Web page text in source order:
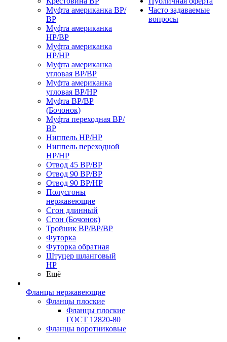
Муфта американка ВР/
ВР
Муфта американка
НР/ВР
Муфта американка
НР/НР
Муфта американка
угловая ВР/ВР
Муфта американка
угловая ВР/НР
Муфта ВР/ВР
(Бочонок)
Муфта переходная ВР/
ВР
Ниппель НР/НР
Ниппель переходной
НР/НР
Отвод 45 ВР/ВР
Отвод 90 ВР/ВР
Отвод 90 ВР/НР
Полусгоны
нержавеющие
Сгон длинный
Сгон (Бочонок)
Тройник ВР/ВР/ВР
Футорка
Футорка обратная
Штуцер шланговый
НР
Ещё
Фланцы нержавеющие
Фланцы плоские
Фланцы плоские
ГОСТ 12820-80
Фланцы воротниковые
Часто задаваемые
вопросы